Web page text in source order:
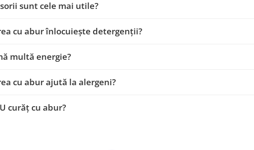
sunt cele mai utile?
cu abur înlocuiește detergenții?
multă energie?
cu abur ajută la alergeni?
curăț cu abur?